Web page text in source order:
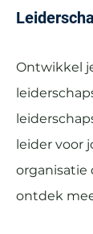
Ontwikkel
leider voor
organisatie
ontdek